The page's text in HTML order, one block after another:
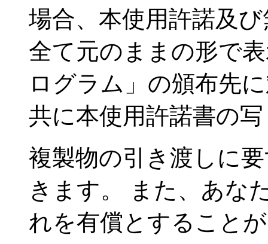
場合、本使用許諾及
全て元のままの形で
ログラム」の頒布先
共に本使用許諾書の
複製物の引き渡しに
きます。 また、あな
れを有償とすること